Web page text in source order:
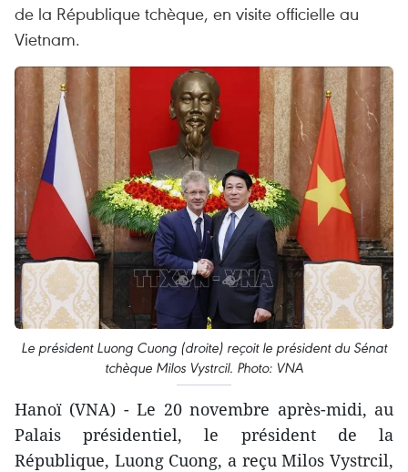
de la République tchèque, en visite officielle au
Vietnam.
Le président Luong Cuong (droite) reçoit le président du Sénat
tchèque Milos Vystrcil. Photo: VNA
Hanoï (VNA) - Le 20 novembre après-midi, au
Palais présidentiel, le président de la
République, Luong Cuong, a reçu Milos Vystrcil,